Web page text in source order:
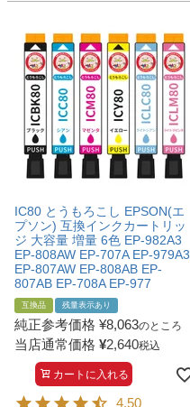
IC80 とうもろこし EPSON(エ
プソン) 互換インクカートリッ
ジ 大容量 増量 6色 EP-982A3
EP-808AW EP-707A EP-979A3
EP-807AW EP-808AB EP-
807AB EP-708A EP-977
互換品 残量表示あり
純正参考価格 ¥8,063のところ
当店通常価格 ¥2,640税込
カートに入れる
4.50